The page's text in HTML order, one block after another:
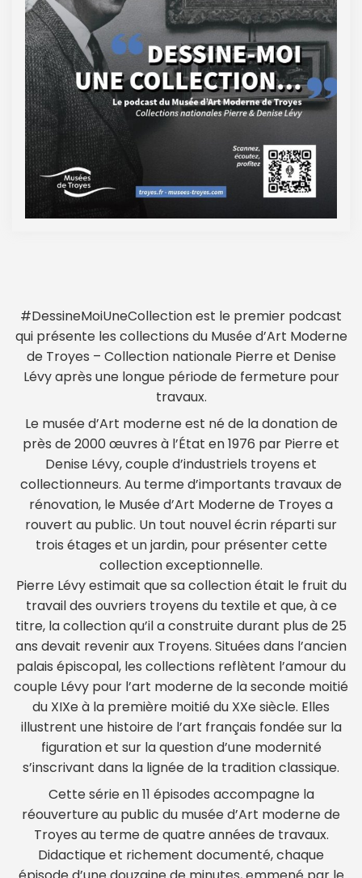
#DessineMoiUneCollection est le premier podcast
qui présente les collections du Musée d’Art Moderne
de Troyes – Collection nationale Pierre et Denise
Lévy après une longue période de fermeture pour
travaux.
Le musée d’Art moderne est né de la donation de
près de 2000 œuvres à l’État en 1976 par Pierre et
Denise Lévy, couple d’industriels troyens et
collectionneurs. Au terme d’importants travaux de
rénovation, le Musée d’Art Moderne de Troyes a
rouvert au public. Un tout nouvel écrin réparti sur
trois étages et un jardin, pour présenter cette
collection exceptionnelle.
Pierre Lévy estimait que sa collection était le fruit du
travail des ouvriers troyens du textile et que, à ce
titre, la collection qu’il a construite durant plus de 25
ans devait revenir aux Troyens. Situées dans l’ancien
palais épiscopal, les collections reflètent l’amour du
couple Lévy pour l’art moderne de la seconde moitié
du XIXe à la première moitié du XXe siècle. Elles
illustrent une histoire de l’art français fondée sur la
figuration et sur la question d’une modernité
s’inscrivant dans la lignée de la tradition classique.
Cette série en 11 épisodes accompagne la
réouverture au public du musée d’Art moderne de
Troyes au terme de quatre années de travaux.
Didactique et richement documenté, chaque